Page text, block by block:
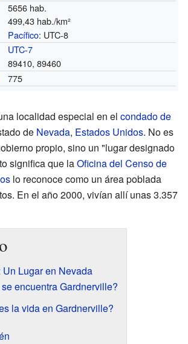
5656 hab.
499,43 hab./km²
Pacífico: UTC-8
UTC-7
89410, 89460
775
localidad especial en el condado de
de Nevada, Estados Unidos. No es
propio, sino un "lugar designado
significa que laOficina del Censo de
lo reconoce como un área poblada
En el año 2000, vivían allí unas 3.357
Lugar en Nevada
encuentra Gardnerville?
la vida en Gardnerville?